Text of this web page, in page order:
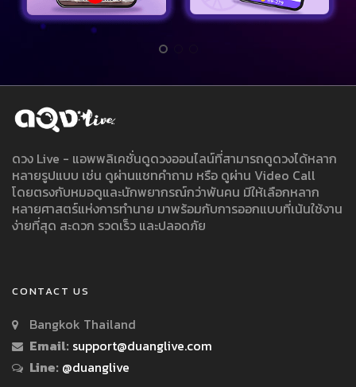
ดวง Live - แอพพลิเคชั่นดูดวงออนไลน์ที่สามารถดูดวงได้หลาก
หลายรูปแบบ เช่น ดูผ่านแชทคำถาม หรือ ดูผ่าน Video Call
โดยตรงกับหมอดูและนักพยากรณ์กว่าพันคน มีให้เลือกหลาก
หลายศาสตร์แห่งการทำนาย มาพร้อมกับการออกแบบที่เน้นใช้งาน
ง่ายที่สุด สะดวก รวดเร็ว และปลอดภัย
CONTACT US
Bangkok Thailand
Email: support@duanglive.com
Line: @duanglive